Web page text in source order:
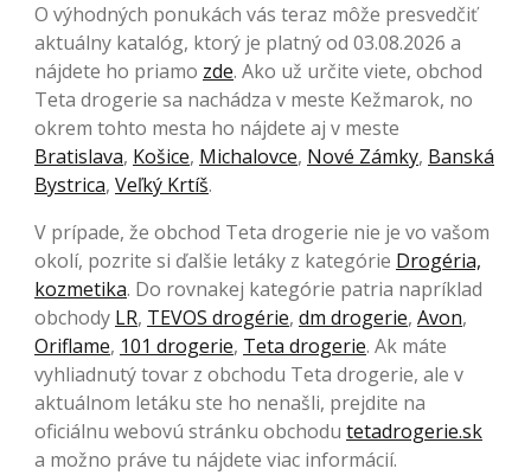
O výhodných ponukách vás teraz môže presvedčiť
aktuálny katalóg, ktorý je platný od 03.08.2026 a
nájdete ho priamo zde. Ako už určite viete, obchod
Teta drogerie sa nachádza v meste Kežmarok, no
okrem tohto mesta ho nájdete aj v meste
Bratislava, Košice, Michalovce, Nové Zámky, Banská
Bystrica, Veľký Krtíš.
V prípade, že obchod Teta drogerie nie je vo vašom
okolí, pozrite si ďalšie letáky z kategórie Drogéria,
kozmetika. Do rovnakej kategórie patria napríklad
obchody LR, TEVOS drogérie, dm drogerie, Avon,
Oriflame, 101 drogerie, Teta drogerie. Ak máte
vyhliadnutý tovar z obchodu Teta drogerie, ale v
aktuálnom letáku ste ho nenašli, prejdite na
oficiálnu webovú stránku obchodu tetadrogerie.sk
a možno práve tu nájdete viac informácií.